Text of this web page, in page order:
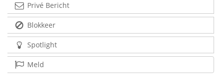
Privé Bericht
Blokkeer
Spotlight
Meld